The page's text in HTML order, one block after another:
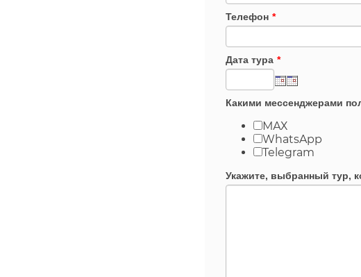
Телефон *
Дата тура *
Какими мессенджерами
МАХ
WhatsApp
Telegram
Укажите, выбранный тур,